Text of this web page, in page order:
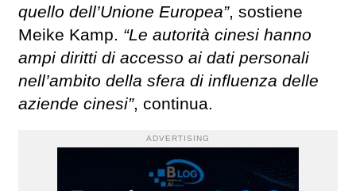
quello dell’Unione Europea”, sostiene
Meike Kamp. “Le autorità cinesi hanno
ampi diritti di accesso ai dati personali
nell’ambito della sfera di influenza delle
aziende cinesi”, continua.
ADVERTISING